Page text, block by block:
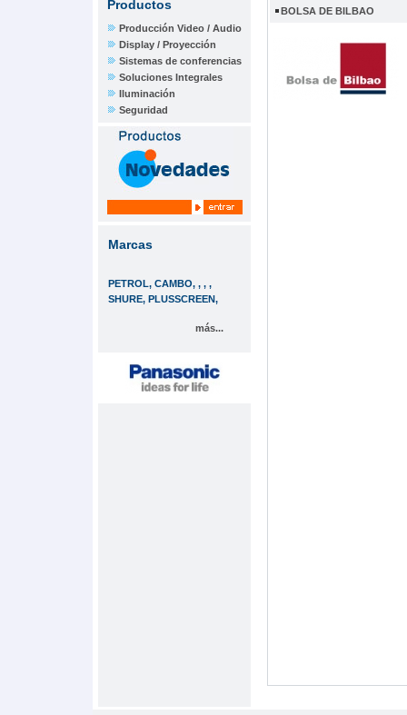
Productos
Producción Video / Audio
Display / Proyección
Sistemas de conferencias
Soluciones Integrales
Iluminación
Seguridad
Marcas
PETROL, CAMBO, , , ,
SHURE, PLUSSCREEN,
más...
BOLSA DE BILBAO